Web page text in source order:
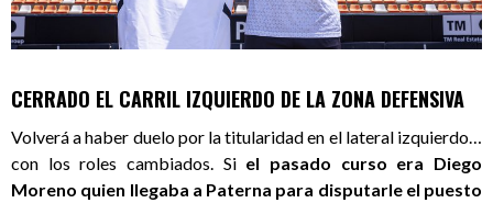
CERRADO EL CARRIL IZQUIERDO DE LA ZONA DEFENSIVA
Volverá a haber duelo por la titularidad en el lateral izquierdo…
con los roles cambiados. Si el pasado curso era Diego
Moreno quien llegaba a Paterna para disputarle el puesto